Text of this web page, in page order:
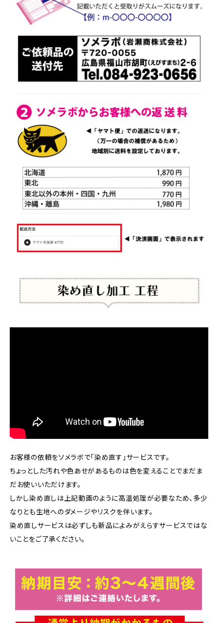
お客様の依頼をソメラボで「染め直す」サービスです。
ちょっとした汚れや色あせがあるものは色を変えることでまだま
だお使いいただけます。
しかし染め直しは上記動画のように高温処理が必要なため、多少
なりとも生地へのダメージやリスクを伴います。
染め直しサービスは必ずしも新品によみがえらすサービスではな
いことをご了承ください。